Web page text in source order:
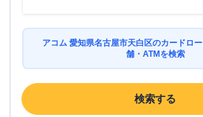
アコム 愛知県名古屋市天白区のカードロ
舗・ATMを検索
検索する